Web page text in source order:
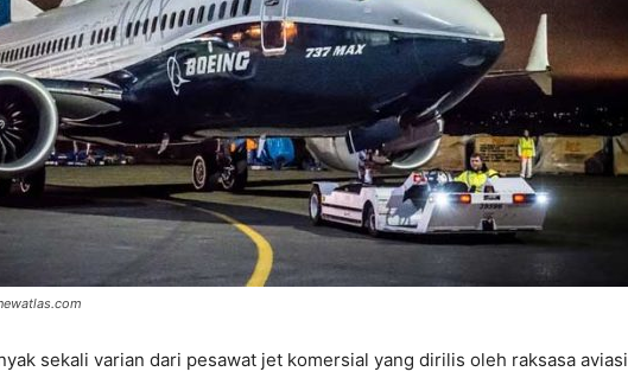
sekali varian dari pesawat jet komersial yang dirilis oleh raksasa aviasi